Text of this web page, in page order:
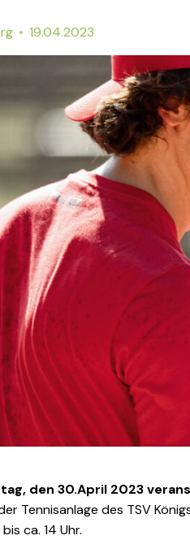
19.04.2023
den 30.April 2023
Tennisanlage des TSV
ca. 14 Uhr.